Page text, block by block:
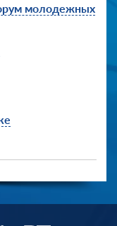
молодежных